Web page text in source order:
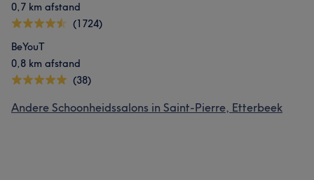
0,7 km afstand
(1724)
BeYouT
0,8 km afstand
(38)
Andere Schoonheidssalons in Saint-Pierre, Etterbeek